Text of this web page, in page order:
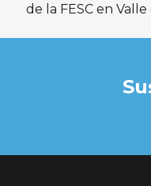
de la FESC en